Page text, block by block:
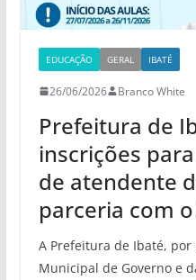
EDUCAÇÃO GERAL IBATÉ
26/06/2026 Branco White
Prefeitura de
inscrições
de atendente
parceria com o
A Prefeitura de Ibaté, por
Municipal de Governo e